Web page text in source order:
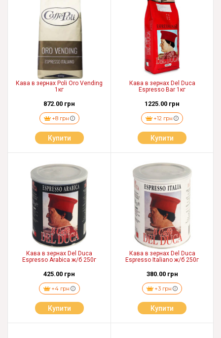
Кава в зернах Poli Oro Vending
1кг
872.00 грн
+8 грн
Купити
Кава в зернах Del Duca
Espresso Bar 1кг
1225.00 грн
+12 грн
Купити
Кава в зернах Del Duca
Espresso Arabica ж/б 250г
425.00 грн
+4 грн
Купити
Кава в зернах Del Duca
Espresso Italiano ж/б 250г
380.00 грн
+3 грн
Купити